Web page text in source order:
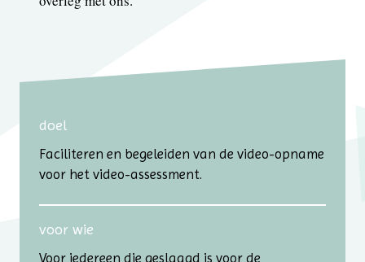
doel
Faciliteren en begeleiden van de video-opname
voor het video-assessment.
voor wie
Voor iedereen die geslaagd is voor de